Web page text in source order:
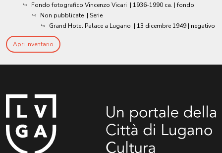
Fondo fotografico Vincenzo Vicari | 1936-1990 ca. | fondo
Non pubblicate | Serie
Grand Hotel Palace a Lugano | 13 dicembre 1949 | negativo
Apri Inventario